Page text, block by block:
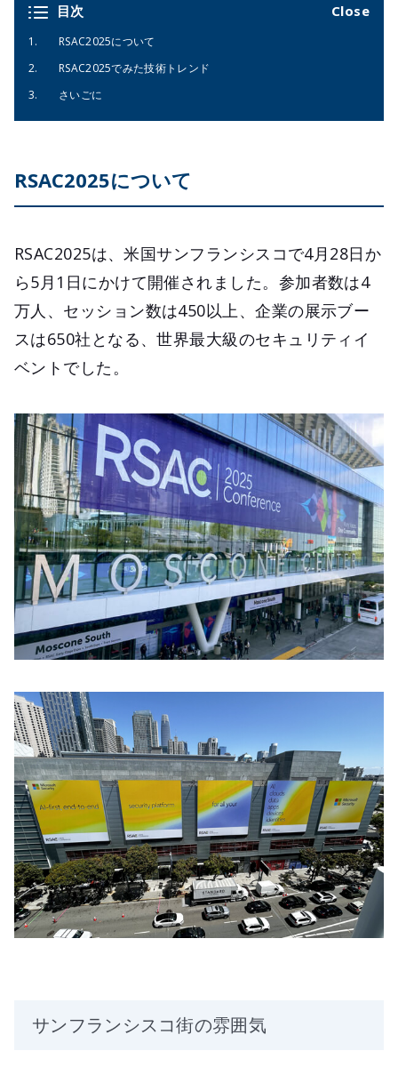
目次
RSAC2025について
RSAC2025でみた技術トレンド
さいごに
RSAC2025について
RSAC2025は、米国サンフランシスコで4月28日か
ら5月1日にかけて開催されました。参加者数は4
万人、セッション数は450以上、企業の展示ブー
スは650社となる、世界最大級のセキュリティイ
ベントでした。
サンフランシスコ街の雰囲気